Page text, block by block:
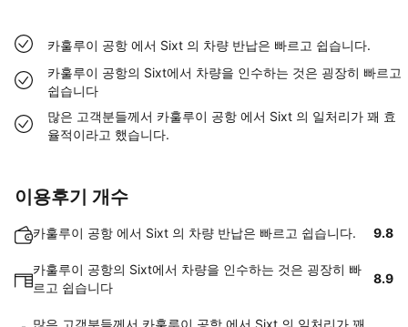
카훌루이 공항 에서 Sixt 의 차량 반납은 빠르고 쉽습니다.
카훌루이 공항의 Sixt에서 차량을 인수하는 것은 굉장히 빠르고
쉽습니다
많은 고객분들께서 카훌루이 공항 에서 Sixt 의 일처리가 꽤 효
율적이라고 했습니다.
이용후기 개수
카훌루이 공항 에서 Sixt 의 차량 반납은 빠르고 쉽습니다. 9.8
카훌루이 공항의 Sixt에서 차량을 인수하는 것은 굉장히 빠
르고 쉽습니다
8.9
많은 고객분들께서 카훌루이 공항 에서 Sixt 의 일처리가 꽤